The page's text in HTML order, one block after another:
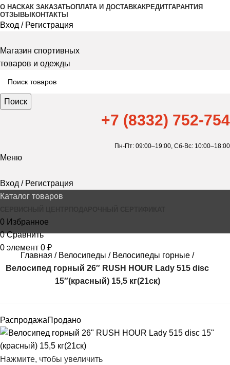
О НАСКАК ЗАКАЗАТЬОПЛАТА И ДОСТАВКАКРЕДИТГАРАНТИЯ
ОТЗЫВЫ КОНТАКТЫ
Вход / Регистрация
Магазин спортивных
товаров и одежды
Поиск
+7 (8332) 752-754
Пн-Пт: 09:00–19:00, Сб-Вс: 10:00–18:00
Меню
Вход / Регистрация
Каталог товаров
0 Избранное
0 Сравнить
0 элемент 0 ₽
Главная
Велосипеды
Велосипеды горные
Велосипед горный 26″ RUSH HOUR Lady 515 disc
15″(красный) 15,5 кг(21ск)
РаспродажаПродано
Нажмите, чтобы увеличить